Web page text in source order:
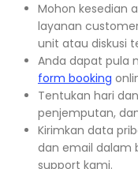
Mohon kesedian
layanan
unit atau diskusi
Anda dapat pula
form booking
Tentukan hari
penjemputan,
Kirimkan data
dan email dalam
support kami.